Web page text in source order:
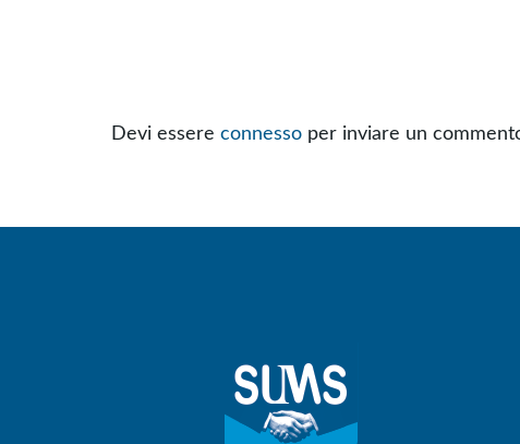
Devi essere connesso per inviare un